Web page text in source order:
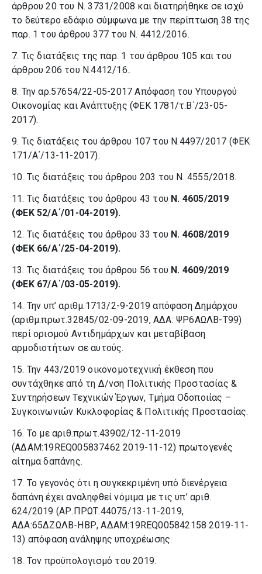
άρθρου 20 του Ν. 3731/2008 και διατηρήθηκε σε ισχύ
το δεύτερο εδάφιο σύμφωνα με την περίπτωση 38 της
παρ. 1 του άρθρου 377 του Ν. 4412/2016.
7. Τις διατάξεις της παρ. 1 του άρθρου 105 και του
άρθρου 206 του Ν.4412/16..
8. Την αρ.57654/22-05-2017 Απόφαση του Υπουργού
Οικονομίας και Ανάπτυξης (ΦΕΚ 1781/τ.Β΄/23-05-
2017).
9. Τις διατάξεις του άρθρου 107 του Ν.4497/2017 (ΦΕΚ
171/Α΄/13-11-2017).
10. Τις διατάξεις του άρθρου 203 του Ν. 4555/2018.
11. Τις διατάξεις του άρθρου 43 του Ν. 4605/2019
(ΦΕΚ 52/Α΄/01-04-2019).
12. Τις διατάξεις του άρθρου 33 του Ν. 4608/2019
(ΦΕΚ 66/Α΄/25-04-2019).
13. Τις διατάξεις του άρθρου 56 του Ν. 4609/2019
(ΦΕΚ 67/Α΄/03-05-2019).
14. Την υπ’ αριθμ.1713/2-9-2019 απόφαση Δημάρχου
(αριθμ.πρωτ.32845/02-09-2019, ΑΔΑ: ΨΡ6ΑΩΛΒ-Τ99)
περί ορισμού Αντιδημάρχων και μεταβίβαση
αρμοδιοτήτων σε αυτούς.
15. Την 443/2019 οικονομοτεχνική έκθεση που
συντάχθηκε από τη Δ/νση Πολιτικής Προστασίας &
Συντηρήσεων Τεχνικών Έργων, Τμήμα Οδοποιίας –
Συγκοινωνιών Κυκλοφορίας & Πολιτικής Προστασίας.
16. Το με αριθ.πρωτ.43902/12-11-2019
(ΑΔΑΜ:19REQ005837462 2019-11-12) πρωτογενές
αίτημα δαπάνης.
17. Το γεγονός ότι η συγκεκριμένη υπό διενέργεια
δαπάνη έχει αναληφθεί νόμιμα με τις υπ’ αριθ.
624/2019 (ΑΡ.ΠΡΩΤ.44075/13-11-2019,
ΑΔΑ:65ΔΖΩΛΒ-ΗΒΡ, ΑΔΑΜ:19REQ005842158 2019-11-
13) απόφαση ανάληψης υποχρέωσης.
18. Τον προϋπολογισμό του 2019.